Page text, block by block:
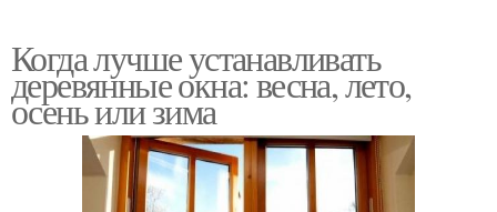
Когда лучше устанавливать
деревянные окна: весна, лето,
осень или зима